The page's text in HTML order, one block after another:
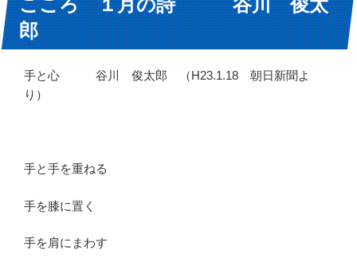
郎
手と心 谷川 俊太郎 （H23.1.18 朝日新聞よ
り）
手と手を重ねる
手を膝に置く
手を肩にまわす